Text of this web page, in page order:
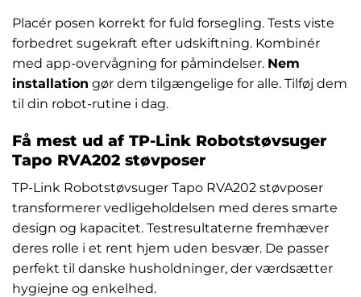
Placér posen korrekt for fuld forsegling. Tests viste
forbedret sugekraft efter udskiftning. Kombinér
med app-overvågning for påmindelser. Nem
installation gør dem tilgængelige for alle. Tilføj dem
til din robot-rutine i dag.
Få mest ud af TP-Link Robotstøvsuger
Tapo RVA202 støvposer
TP-Link Robotstøvsuger Tapo RVA202 støvposer
transformerer vedligeholdelsen med deres smarte
design og kapacitet. Testresultaterne fremhæver
deres rolle i et rent hjem uden besvær. De passer
perfekt til danske husholdninger, der værdsætter
hygiejne og enkelhed.